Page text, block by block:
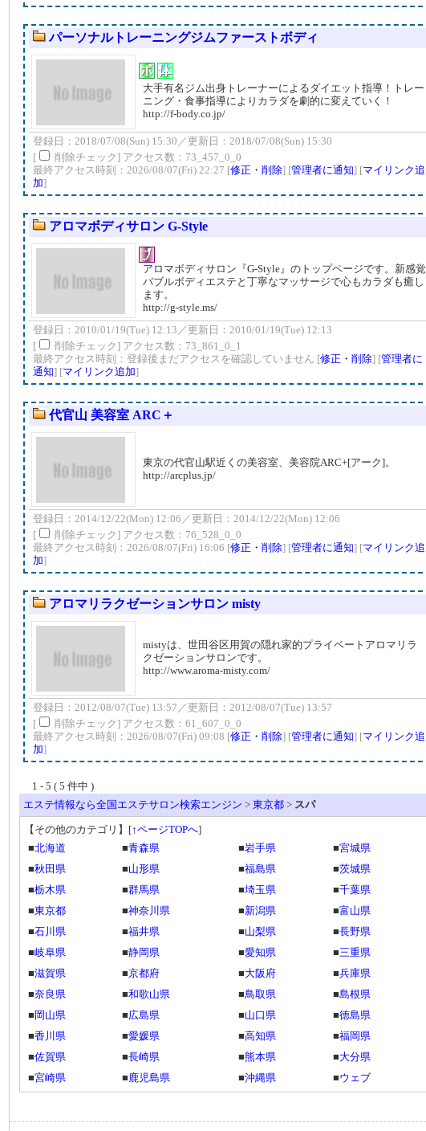
パーソナルトレーニングジムファーストボディ
大手有名ジム出身トレーナーによるダイエット指導！トレー
ニング・食事指導によりカラダを劇的に変えていく！
http://f-body.co.jp/
登録日：2018/07/08(Sun) 15:30／更新日：2018/07/08(Sun) 15:30
[
削除チェック] アクセス数：73_457_0_0
最終アクセス時刻：2026/08/07(Fri) 22:27 [修正・削除] [管理者に通知] [マイリンク追
加]
アロマボディサロン G-Style
アロマボディサロン『G-Style』のトップページです。新感覚
バブルボディエステと丁寧なマッサージで心もカラダも癒し
ます。
http://g-style.ms/
登録日：2010/01/19(Tue) 12:13／更新日：2010/01/19(Tue) 12:13
[
削除チェック] アクセス数：73_861_0_1
最終アクセス時刻：登録後まだアクセスを確認していません [修正・削除] [管理者に
通知] [マイリンク追加]
代官山 美容室 ARC＋
東京の代官山駅近くの美容室、美容院ARC+[アーク]。
http://arcplus.jp/
登録日：2014/12/22(Mon) 12:06／更新日：2014/12/22(Mon) 12:06
[
削除チェック] アクセス数：76_528_0_0
最終アクセス時刻：2026/08/07(Fri) 16:06 [修正・削除] [管理者に通知] [マイリンク追
加]
アロマリラクゼーションサロン misty
mistyは、世田谷区用賀の隠れ家的プライベートアロマリラ
クゼーションサロンです。
http://www.aroma-misty.com/
登録日：2012/08/07(Tue) 13:57／更新日：2012/08/07(Tue) 13:57
[
削除チェック] アクセス数：61_607_0_0
最終アクセス時刻：2026/08/07(Fri) 09:08 [修正・削除] [管理者に通知] [マイリンク追
加]
1 - 5 ( 5 件中 )
エステ情報なら全国エステサロン検索エンジン > 東京都 > スパ
【その他のカテゴリ】 [↑ページTOPへ]
■北海道 ■青森県 ■岩手県 ■宮城県
■秋田県 ■山形県 ■福島県 ■茨城県
■栃木県 ■群馬県 ■埼玉県 ■千葉県
■東京都 ■神奈川県 ■新潟県 ■富山県
■石川県 ■福井県 ■山梨県 ■長野県
■岐阜県 ■静岡県 ■愛知県 ■三重県
■滋賀県 ■京都府 ■大阪府 ■兵庫県
■奈良県 ■和歌山県 ■鳥取県 ■島根県
■ 岡山県 ■広島県 ■山口県 ■徳島県
■香川県 ■愛媛県 ■高知県 ■福岡県
■佐賀県 ■長崎県 ■熊本県 ■大分県
■宮崎県 ■鹿児島県 ■沖縄県 ■ウェブ